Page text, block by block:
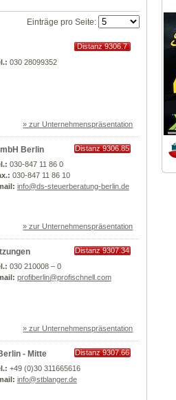
Einträge pro Seite:
Distanz 9306.7
030 28099352
» zur Unternehmenspräsentation
Berlin
Distanz 9306.85
030-847 11 86 0
030-847 11 86 10
info@ds-steuerberatung-berlin.de
» zur Unternehmenspräsentation
Distanz 9307.34
030 210008 – 0
profiberlin@profischnell.com
» zur Unternehmenspräsentation
- Mitte
Distanz 9307.66
+49 (0)30 311665616
info@stblanger.de